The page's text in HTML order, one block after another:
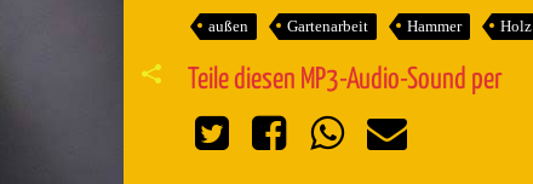
außen Gartenarbeit Hammer Holz
Teile diesen MP3-Audio-Sound per